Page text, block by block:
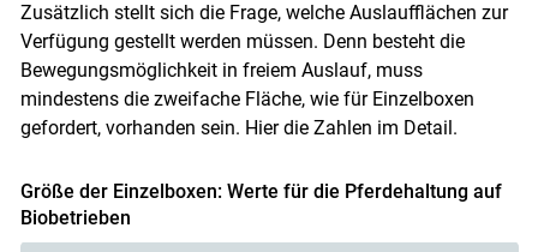
Zusätzlich stellt sich die Frage, welche Auslaufflächen zur
Verfügung gestellt werden müssen. Denn besteht die
Bewegungsmöglichkeit in freiem Auslauf, muss
mindestens die zweifache Fläche, wie für Einzelboxen
gefordert, vorhanden sein. Hier die Zahlen im Detail.
Größe der Einzelboxen: Werte für die Pferdehaltung auf
Biobetrieben